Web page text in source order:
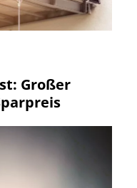
Großer